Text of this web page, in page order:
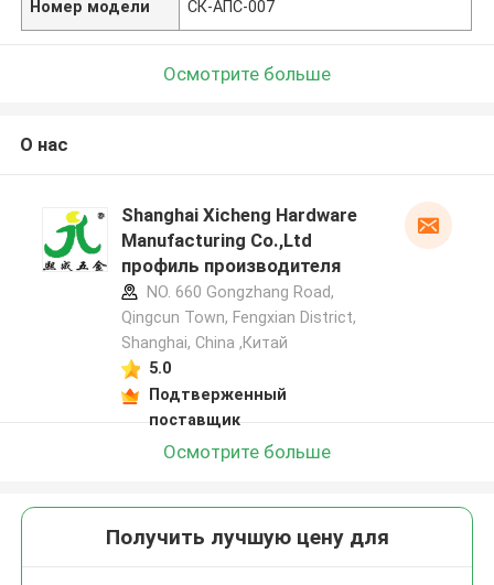
Номер модели СК-АПС-007
Осмотрите больше
О нас
Shanghai Xicheng Hardware
Manufacturing Co.,Ltd
профиль производителя
NO. 660 Gongzhang Road,
Qingcun Town, Fengxian District,
Shanghai, China ,Китай
5.0
Подтверженный
поставщик
Осмотрите больше
Получить лучшую цену для